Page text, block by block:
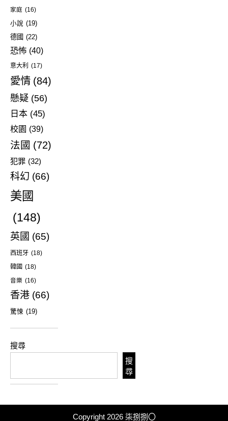
家庭 (16)
小說 (19)
德國 (22)
恐怖 (40)
意大利 (17)
愛情 (84)
懸疑 (56)
日本 (45)
校園 (39)
法國 (72)
犯罪 (32)
科幻 (66)
美國
(148)
英國 (65)
西班牙 (18)
韓國 (18)
音樂 (16)
香港 (66)
驚悚 (19)
搜尋
搜
尋
Copyright 2026 柒捌捌〇